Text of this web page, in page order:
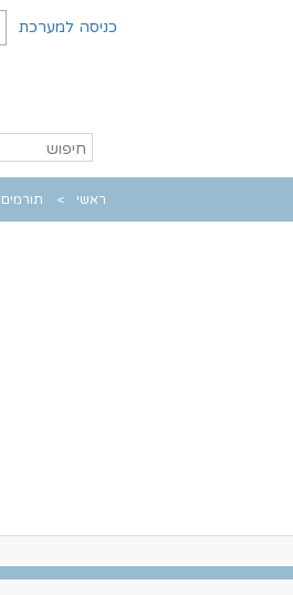
כניסה למערכת
ראשי תורמים